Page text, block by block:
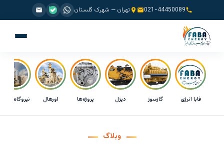
021-44450089 تهران — شهرک گلستان
فابا انرژی گازسوز دیزل پروژه‌ها اورهال نیروگاه CHP
وبلاگ